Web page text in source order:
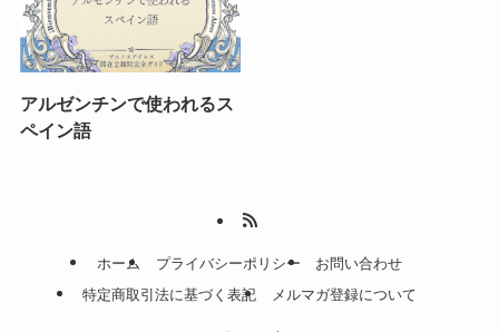
アルゼンチンで使われるス
ペイン語
ホーム プライバシーポリシー
お問い合わせ
特定商取引法に基づく表記
メルマガ登録について